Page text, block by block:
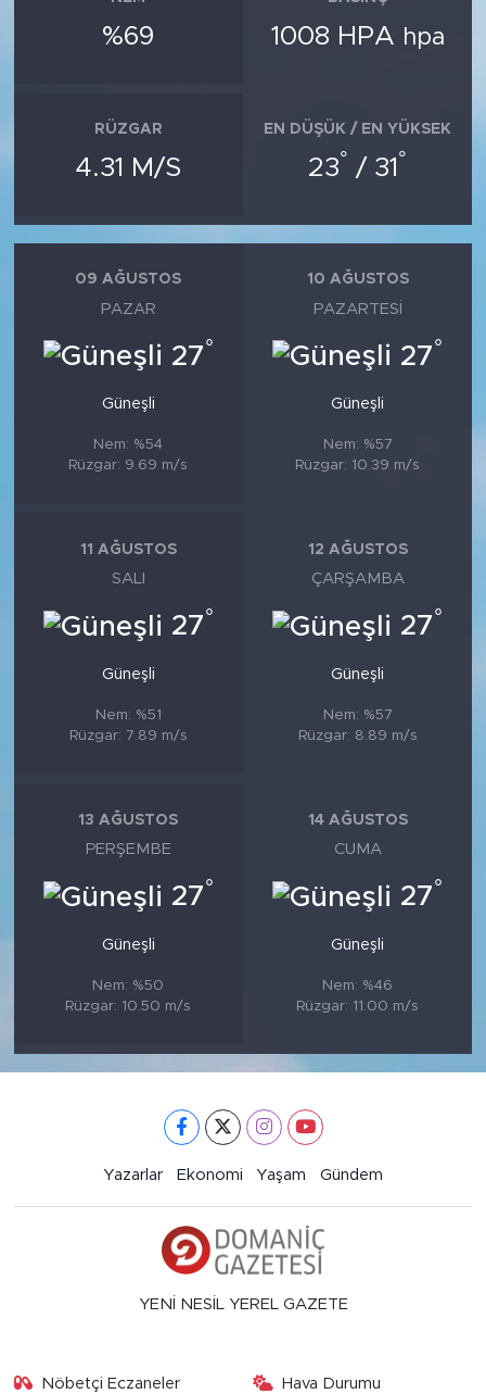
%69 1008 HPA hpa
RÜZGAR
4.31 M/S
EN DÜŞÜK / EN YÜKSEK
23° / 31 °
09 AĞUSTOS
PAZAR
27°
Güneşli
Nem: %54
Rüzgar: 9.69 m/s
10 AĞUSTOS
PAZARTESI
27°
Güneşli
Nem: %57
Rüzgar: 10.39 m/s
11 AĞUSTOS
SALI
27°
Güneşli
Nem: %51
Rüzgar: 7.89 m/s
12 AĞUSTOS
ÇARŞAMBA
27°
Güneşli
Nem: %57
Rüzgar: 8.89 m/s
13 AĞUSTOS
PERŞEMBE
27°
Güneşli
Nem: %50
Rüzgar: 10.50 m/s
14 AĞUSTOS
CUMA
27°
Güneşli
Nem: %46
Rüzgar: 11.00 m/s
Yazarlar Ekonomi Yaşam Gündem
YENİ NESİL YEREL GAZETE
Nöbetçi Eczaneler Hava Durumu